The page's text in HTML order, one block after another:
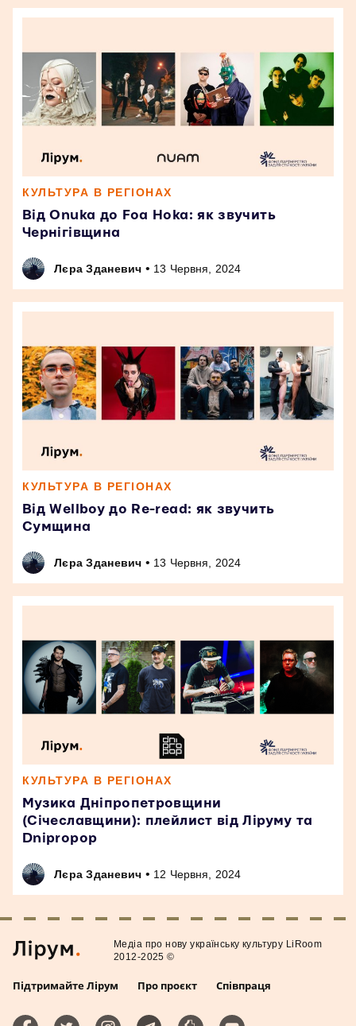
КУЛЬТУРА В РЕГІОНАХ
Від Onuka до Foa Hoka: як звучить
Чернігівщина
Лєра Зданевич • 13 Червня, 2024
КУЛЬТУРА В РЕГІОНАХ
Від Wellboy до Re-read: як звучить
Сумщина
Лєра Зданевич • 13 Червня, 2024
КУЛЬТУРА В РЕГІОНАХ
Музика Дніпропетровщини
(Січеславщини): плейлист від Ліруму та
Dnipropop
Лєра Зданевич • 12 Червня, 2024
Підтримайте Лірум Про проєкт Співпраця
Медiа про нову українську культуру LiRoom
2012-2025 ©